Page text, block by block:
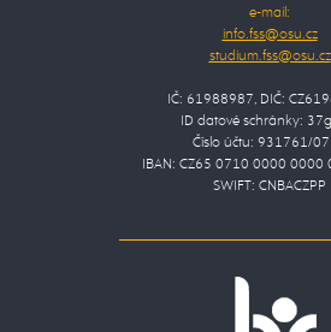
e-mail:
IČ: 61988987, DIČ:
ID datové schránky:
Číslo účtu: 931761/
IBAN: CZ65 0710 0000 0000
SWIFT: CNBACZPP